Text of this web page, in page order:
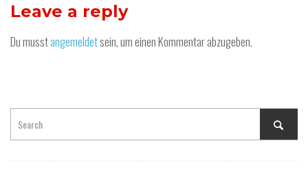
Leave a reply
Du musstangemeldetsein, um einen Kommentar abzugeben.